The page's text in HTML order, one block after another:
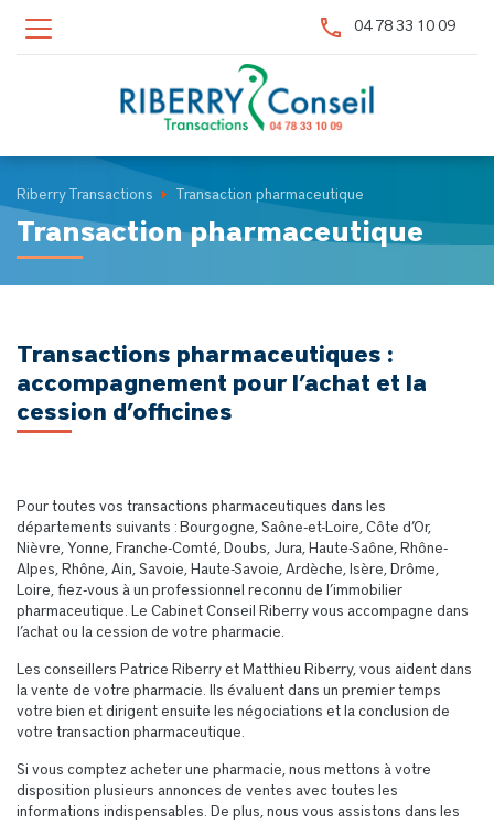
04 78 33 10 09
Riberry Transactions Transaction pharmaceutique
Transaction pharmaceutique
Transactions pharmaceutiques :
accompagnement pour l’achat et la
cession d’officines
Pour toutes vos transactions pharmaceutiques dans les
départements suivants : Bourgogne, Saône-et-Loire, Côte d’Or,
Nièvre, Yonne, Franche-Comté, Doubs, Jura, Haute-Saône, Rhône-
Alpes, Rhône, Ain, Savoie, Haute-Savoie, Ardèche, Isère, Drôme,
Loire, fiez-vous à un professionnel reconnu de l’immobilier
pharmaceutique. Le Cabinet Conseil Riberry vous accompagne dans
l’achat ou la cession de votre pharmacie.
Les conseillers Patrice Riberry et Matthieu Riberry, vous aident dans
la vente de votre pharmacie. Ils évaluent dans un premier temps
votre bien et dirigent ensuite les négociations et la conclusion de
votre transaction pharmaceutique.
Si vous comptez acheter une pharmacie, nous mettons à votre
disposition plusieurs annonces de ventes avec toutes les
informations indispensables. De plus, nous vous assistons dans les